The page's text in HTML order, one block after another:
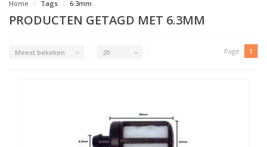
Home Tags 6.3mm
PRODUCTEN GETAGD MET 6.3MM
Meest bekeken 20 Page: 1